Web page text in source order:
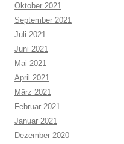
Oktober 2021
September 2021
Juli 2021
Juni 2021
Mai 2021
April 2021
März 2021
Februar 2021
Januar 2021
Dezember 2020